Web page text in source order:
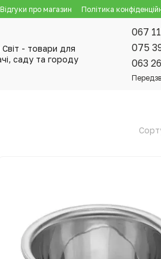
Відгуки про магазин Політика
067
075
063